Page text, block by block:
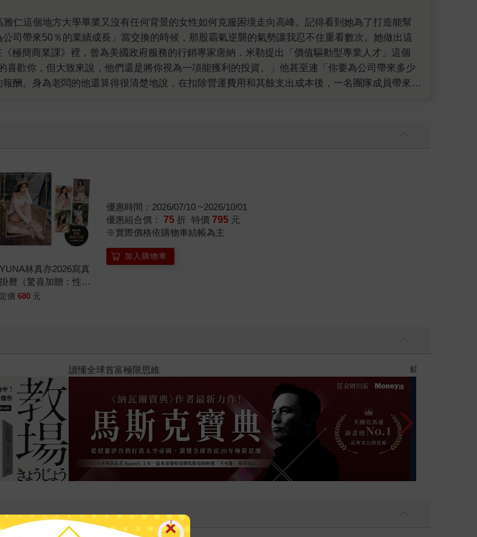
司帶來50％的業績成長」當交換的時候，那股霸氣逆襲的氣勢讓我忍不住重看數次。她做出這
極簡商業課》裡，曾為美國政府服務的行銷專家唐納．米勒提出「價值驅動型專業人才」這個
歡你，但大致來說，他們還是將你視為一項能獲利的投資。」他甚至連「你要為公司帶來多少
酬。身為老闆的他還算得很清楚地說，在扣除營運費用和其餘支出成本後，一名團隊成員帶來5
米勒還很具體地用60天一課的概念，提出10個能預測成功的核心性格特質，以及10個經過自己
稿時，曾經跟同事說：「這本書提的內容看起來很簡單啊。」不過看了好幾遍之後，就發覺自己
花坊」例子如何勾勒出讓人有感的「使命宣言」（頭一次沒看到打哈欠！）。還有從一架飛機
》的60天單元規畫就像一份打好職場基本功的清單，為你成為價值驅動型專業人才鋪路。
YUNA林真亦2026寫真
掛曆（驚喜加贈：性感
寫真卡2張：共4款，
定價 680 元
優惠時間：2026/07/10 ~2026/10/01
優惠組合價： 75 折 特價 795 元
※實際價格依購物車結帳為主
加入購物車
2026年8月金石堂強力推薦 黃色書刊回來